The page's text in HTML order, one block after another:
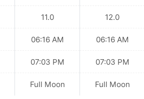
11.0
06:16 AM
07:03 PM
Full Moon
12.0
06:16 AM
07:03 PM
Full Moon